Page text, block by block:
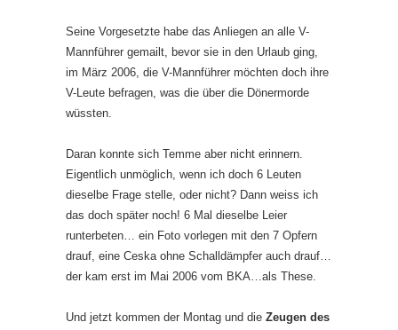
Seine Vorgesetzte habe das Anliegen an alle V-
Mannführer gemailt, bevor sie in den Urlaub ging,
im März 2006, die V-Mannführer möchten doch ihre
V-Leute befragen, was die über die Dönermorde
wüssten.
Daran konnte sich Temme aber nicht erinnern.
Eigentlich unmöglich, wenn ich doch 6 Leuten
dieselbe Frage stelle, oder nicht? Dann weiss ich
das doch später noch! 6 Mal dieselbe Leier
runterbeten… ein Foto vorlegen mit den 7 Opfern
drauf, eine Ceska ohne Schalldämpfer auch drauf…
der kam erst im Mai 2006 vom BKA…als These.
Und jetzt kommen der Montag und die Zeugen des